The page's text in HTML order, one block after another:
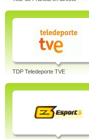
TDP Teledeporte TVE